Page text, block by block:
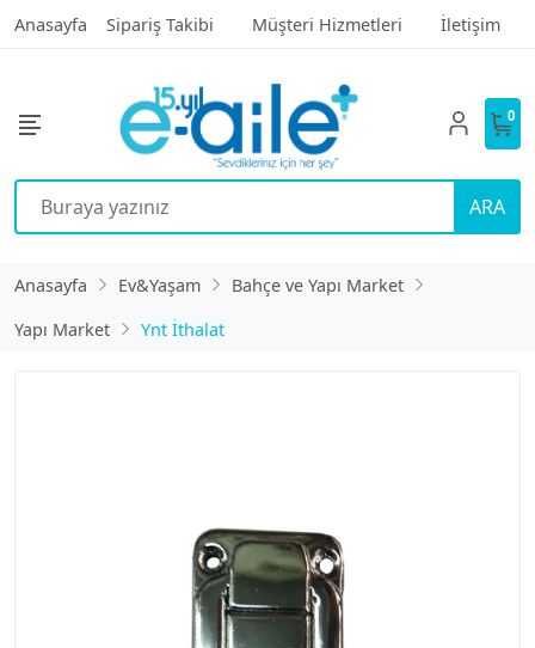
Anasayfa Sipariş Takibi Müşteri Hizmetleri İletişim
ARA
0
Anasayfa Ev&Yaşam
Bahçe ve Yapı Market
Yapı Market
Ynt İthalat